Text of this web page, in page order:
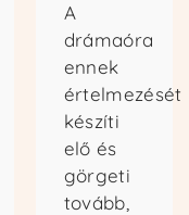
A
drámaóra
ennek
értelmezését
készíti
elő és
görgeti
tovább,